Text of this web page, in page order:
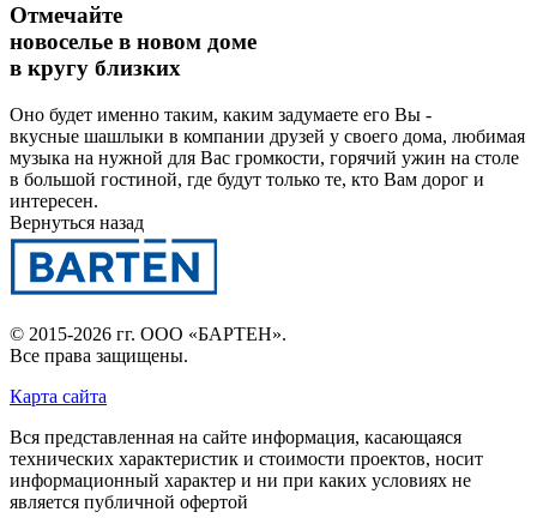
Отмечайте
новоселье в новом доме
в кругу близких
Оно будет именно таким, каким задумаете его Вы -
вкусные шашлыки в компании друзей у своего дома, любимая
музыка на нужной для Вас громкости, горячий ужин на столе
в большой гостиной, где будут только те, кто Вам дорог и
интересен.
Вернуться назад
© 2015-2026 гг. ООО «БАРТЕН».
Все права защищены.
Карта сайта
Вся представленная на сайте информация, касающаяся
технических характеристик и стоимости проектов, носит
информационный характер и ни при каких условиях не
является публичной офертой